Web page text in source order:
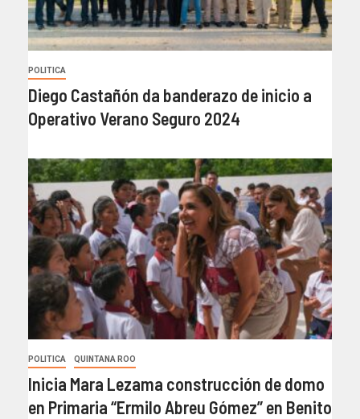
POLITICA
Diego Castañón da banderazo de inicio a
Operativo Verano Seguro 2024
POLITICA QUINTANA ROO
Inicia Mara Lezama construcción de domo
en Primaria “Ermilo Abreu Gómez” en Benito